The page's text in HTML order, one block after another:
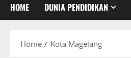
HOME DUNIA PENDIDIKAN
Home Kota Magelang